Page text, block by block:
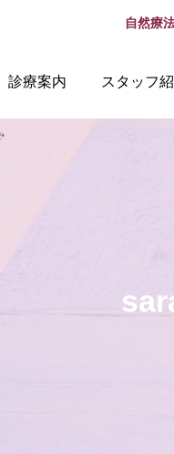
自然療
診療案内 スタッフ